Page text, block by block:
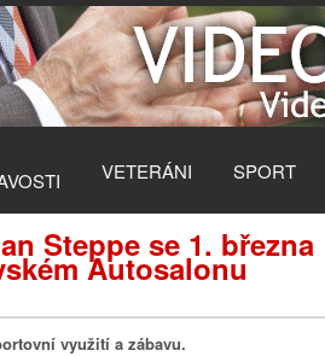
VETERÁNI SPORT
Steppe se 1. března
Autosalonu
využití a zábavu.